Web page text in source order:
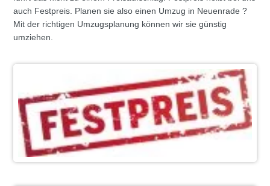
auch Festpreis. Planen sie also einen Umzug in Neuenrade ?
Mit der richtigen Umzugsplanung können wir sie günstig
umziehen.